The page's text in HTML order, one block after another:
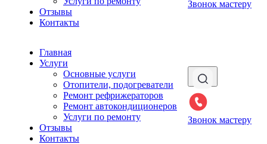
Отзывы
Контакты
Звонок мастеру
Главная
Услуги
Основные услуги
Отопители, подогреватели
Ремонт рефрижераторов
Ремонт автокондиционеров
Услуги по ремонту
Отзывы
Контакты
Звонок мастеру